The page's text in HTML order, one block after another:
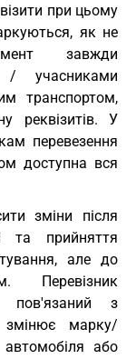
при цьому
як не
завжди
/ учасниками
транспортом,
реквізитів. У
перевезення
доступна вся
зміни після
та прийняття
але до
Перевізник
пов'язаний з
марку/
або